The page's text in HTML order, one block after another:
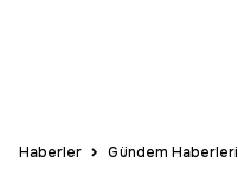
Haberler Gündem Haberleri